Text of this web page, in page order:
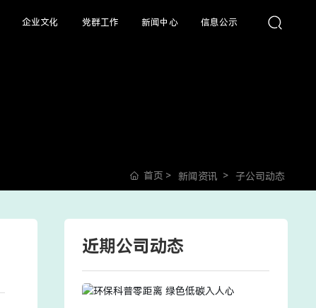
企业文化 党群工作 新闻中心 信息公示
首页 新闻资讯 子公司动态
近期公司动态